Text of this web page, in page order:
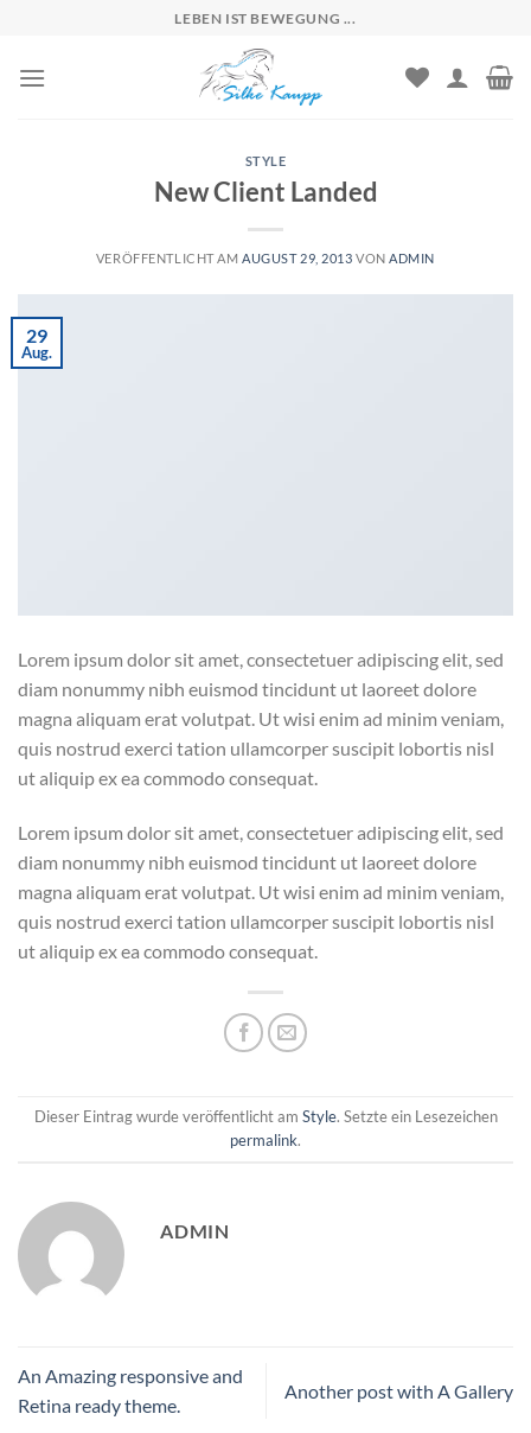
content
LEBEN IST BEWEGUNG ...
STYLE
New Client Landed
VERÖFFENTLICHT AM AUGUST 29, 2013 VON ADMIN
29
Aug.
Lorem ipsum dolor sit amet, consectetuer adipiscing elit, sed
diam nonummy nibh euismod tincidunt ut laoreet dolore
magna aliquam erat volutpat. Ut wisi enim ad minim veniam,
quis nostrud exerci tation ullamcorper suscipit lobortis nisl
ut aliquip ex ea commodo consequat.
Lorem ipsum dolor sit amet, consectetuer adipiscing elit, sed
diam nonummy nibh euismod tincidunt ut laoreet dolore
magna aliquam erat volutpat. Ut wisi enim ad minim veniam,
quis nostrud exerci tation ullamcorper suscipit lobortis nisl
ut aliquip ex ea commodo consequat.
Dieser Eintrag wurde veröffentlicht am Style. Setzte ein Lesezeichen
permalink.
ADMIN
An Amazing responsive and
Retina ready theme.
Another post with A Gallery